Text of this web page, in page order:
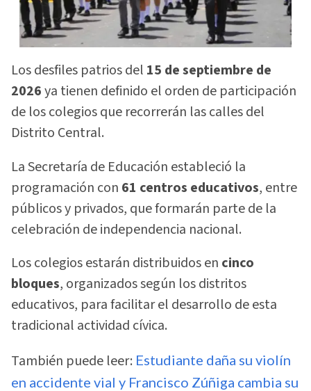
Los desfiles patrios del 15 de septiembre de
2026ya tienen definido el orden de participación
de los colegios que recorrerán las calles del
Distrito Central.
La Secretaría de Educación estableció la
programación con 61 centros educativos, entre
públicos y privados, que formarán parte de la
celebración de independencia nacional.
Los colegios estarán distribuidos en cinco
bloques, organizados según los distritos
educativos, para facilitar el desarrollo de esta
tradicional actividad cívica.
También puede leer: Estudiante daña su violín
en accidente vial y Francisco Zúñiga cambia su